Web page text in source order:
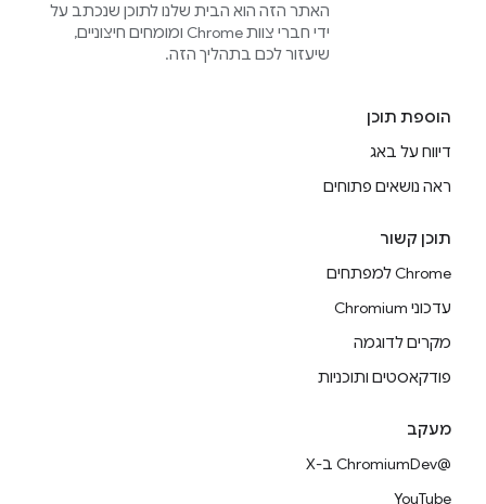
האתר הזה הוא הבית שלנו לתוכן שנכתב על
ידי חברי צוות Chrome ומומחים חיצוניים,
שיעזור לכם בתהליך הזה.
הוספת תוכן
דיווח על באג
ראה נושאים פתוחים
תוכן קשור
Chrome למפתחים
עדכוני Chromium
מקרים לדוגמה
פודקאסטים ותוכניות
מעקב
@ChromiumDev ב-X
YouTube